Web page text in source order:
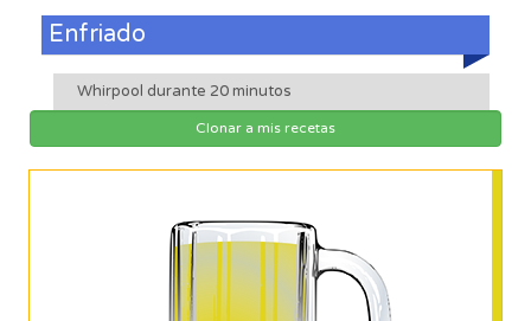
Enfriado
Whirpool durante 20 minutos
Clonar a mis recetas